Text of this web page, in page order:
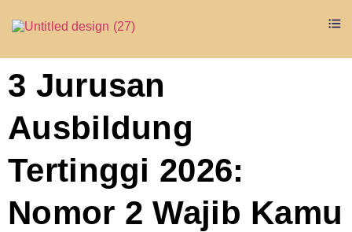
3 Jurusan
Ausbildung
Tertinggi 2026:
Nomor 2 Wajib Kamu